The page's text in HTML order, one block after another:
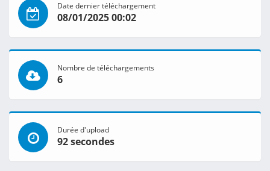
Date dernier téléchargement
08/01/2025 00:02
Nombre de téléchargements
6
Durée d'upload
92 secondes